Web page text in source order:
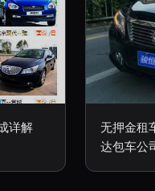
详解
无押金租
达包车公